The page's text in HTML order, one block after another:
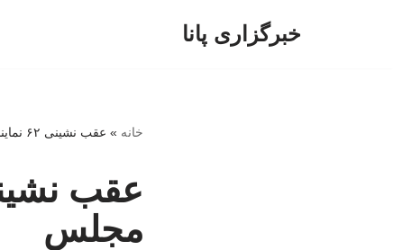
خبرگزاری پانا
خانه » عقب نشینی ۶۲ نماینده خواهان تحصن مقابل مجلس
مجلس